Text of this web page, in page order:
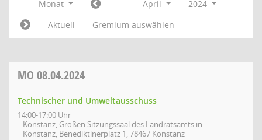
Monat April
2024
Aktuell
Gremium auswählen
MO 08.04.2024
Technischer und Umweltausschuss
14:00-17:00 Uhr
Konstanz, Großen Sitzungssaal des Landratsamts in
Konstanz, Benediktinerplatz 1, 78467 Konstanz